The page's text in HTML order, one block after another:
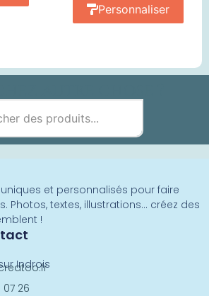
Personnaliser
et personnalisés pour faire
Photos, textes, illustrations… créez des
!
Indrois
07 26